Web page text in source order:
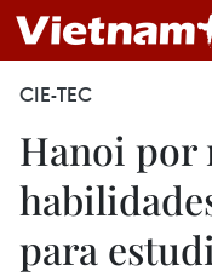
CIE-TEC
Hanoi por
para